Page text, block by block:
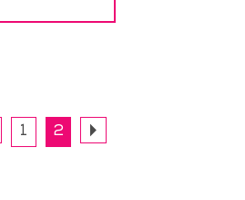
1 2